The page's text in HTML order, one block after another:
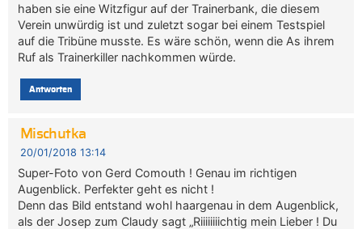
haben sie eine Witzfigur auf der Trainerbank, die diesem
Verein unwürdig ist und zuletzt sogar bei einem Testspiel
auf die Tribüne musste. Es wäre schön, wenn die As ihrem
Ruf als Trainerkiller nachkommen würde.
Antworten
Mischutka
20/01/2018 13:14
Super-Foto von Gerd Comouth ! Genau im richtigen
Augenblick. Perfekter geht es nicht !
Denn das Bild entstand wohl haargenau in dem Augenblick,
als der Josep zum Claudy sagt „Riiiiiiiichtig mein Lieber ! Du